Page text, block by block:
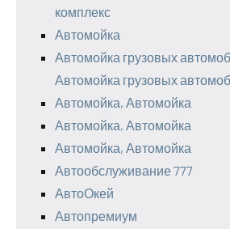
комплекс
Автомойка
Автомойка грузовых
Автомойка грузовых
Автомойка, Автомойка
Автомойка, Автомойка
Автомойка, Автомойка
Автообслуживание 777
АвтоОкей
Автопремиум